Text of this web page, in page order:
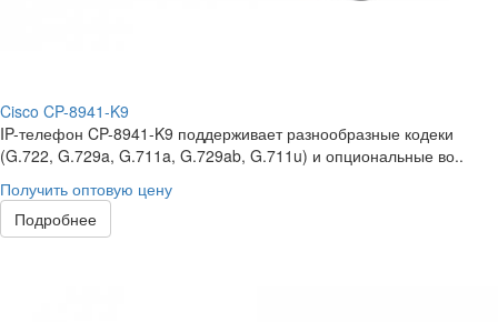
Cisco CP-8941-K9
IP-телефон CP-8941-K9 поддерживает разнообразные кодеки
(G.722, G.729a, G.711a, G.729ab, G.711u) и опциональные во..
Получить оптовую цену
Подробнее